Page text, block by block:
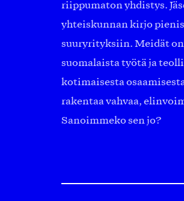
riippumaton yhdistys.
yhteiskunnan kirjo
suuryrityksiin. Meidät
suomalaista työtä ja
kotimaisesta
rakentaa vahvaa,
Sanoimmeko sen jo?